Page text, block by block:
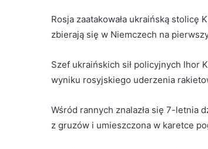
Rosja zaatakowała ukraińską
zbierają się w Niemczech na
Szef ukraińskich sił policyjnych Ihor
wyniku rosyjskiego uderzenia
Wśród rannych znalazła się 7-letnia
z gruzów i umieszczona w karetce